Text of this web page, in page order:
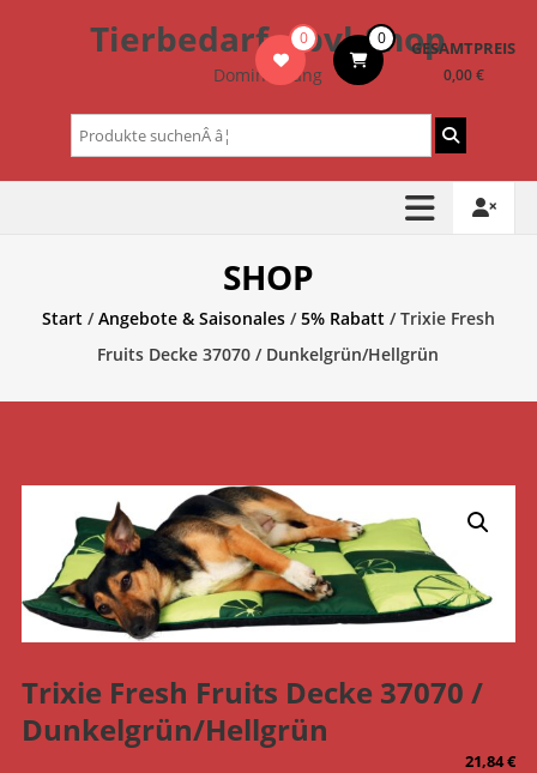
Tierbedarf – bvl-Shop
Dominik Lang
0 0 GESAMTPREIS
0,00 €
Suchen
nach:
SHOP
Start/Angebote & Saisonales/5% Rabatt/ Trixie Fresh
Fruits Decke 37070 / Dunkelgrün/Hellgrün
Trixie Fresh Fruits Decke 37070 /
Dunkelgrün/Hellgrün
21,84€